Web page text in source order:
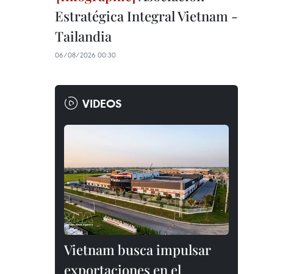
Estratégica Integral Vietnam -
Tailandia
06/08/2026 00:30
VIDEOS
Vietnam busca impulsar
exportaciones en el